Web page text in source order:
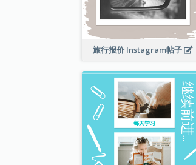
旅行报价 Instagram帖子